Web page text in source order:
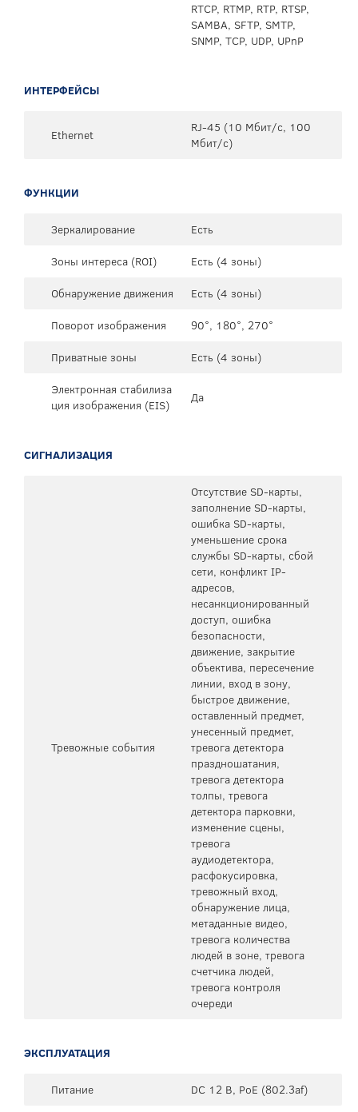
RTCP, RTMP, RTP, RTSP,
SAMBA, SFTP, SMTP,
SNMP, TCP, UDP, UPnP
ИНТЕРФЕЙСЫ
Ethernet
RJ-45 (10 Мбит/с, 100
Мбит/с)
ФУНКЦИИ
Зеркалирование
Есть
Зоны интереса (ROI)
Есть (4 зоны)
Обнаружение движения
Есть (4 зоны)
Поворот изображения
90°, 180°, 270°
Приватные зоны
Есть (4 зоны)
Электронная стабилиза
ция изображения (EIS)
Да
СИГНАЛИЗАЦИЯ
Тревожные события
Отсутствие SD-карты,
заполнение SD-карты,
ошибка SD-карты,
уменьшение срока
службы SD-карты, сбой
сети, конфликт IP-
адресов,
несанкционированный
доступ, ошибка
безопасности,
движение, закрытие
объектива, пересечение
линии, вход в зону,
быстрое движение,
оставленный предмет,
унесенный предмет,
тревога детектора
праздношатания,
тревога детектора
толпы, тревога
детектора парковки,
изменение сцены,
тревога
аудиодетектора,
расфокусировка,
тревожный вход,
обнаружение лица,
метаданные видео,
тревога количества
людей в зоне, тревога
счетчика людей,
тревога контроля
очереди
ЭКСПЛУАТАЦИЯ
Питание DC 12 В, PoE (802.3af)